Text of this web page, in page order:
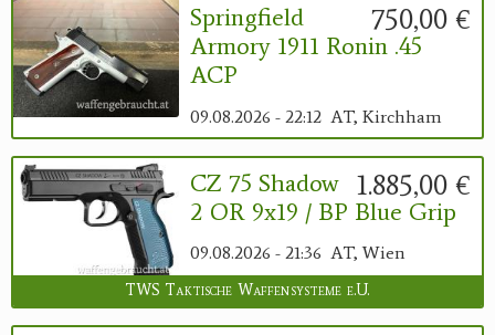
Geschenke
Reviereinrichtungen
750,00 €
Springfield
Armory 1911 Ronin .45
ACP
09.08.2026 - 22:12 AT, Kirchham
1.885,00 €
CZ 75 Shadow
2 OR 9x19 / BP Blue Grip
09.08.2026 - 21:36 AT, Wien
TWS Taktische Waffensysteme e.U.